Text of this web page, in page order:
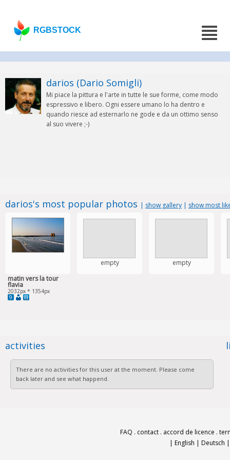
RGBSTOCK
darios (Dario Somigli)
Mi piace la pittura e l'arte in tutte le sue forme, come modo
espressivo e libero. Ogni essere umano lo ha dentro e
quando riesce ad esternarlo ne gode e da un ottimo senso
al suo vivere ;-)
darios's most popular photos | show gallery | show most
matin vers la tour
flavia
2032px * 1354px
9
empty empty
activities
There are no activities for this user at the moment. Please come
back later and see what happend.
FAQ . contact. accord de licence .
| English | Deutsch